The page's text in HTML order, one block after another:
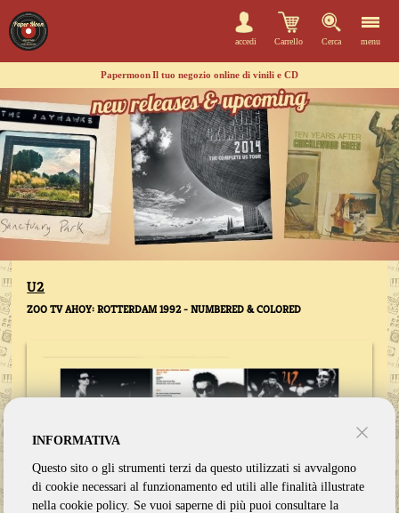
accedi Carrello Cerca menu
PapermoonIl tuo negozio online di vinili e CD
U2
ZOO TV AHOY: ROTTERDAM 1992 - NUMBERED & COLORED
INFORMATIVA
Questo sito o gli strumenti terzi da questo utilizzati si avvalgono
di cookie necessari al funzionamento ed utili alle finalità illustrate
nella cookie policy. Se vuoi saperne di più puoi consultare la